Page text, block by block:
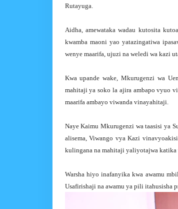
Rutayuga.
Aidha, amewataka wadau kutosita
kwamba maoni yao yatazingatiwa
wenye maarifa, ujuzi na weledi wa kazi
Kwa upande wake, Mkurugenzi wa
mahitaji ya soko la ajira ambapo vyuo
maarifa ambayo viwanda vinayahitaji.
Naye Kaimu Mkurugenzi wa taasisi ya
alisema, Viwango vya Kazi
kulingana na mahitaji yaliyotajwa
Warsha hiyo inafanyika kwa awamu
Usafirishaji na awamu ya pili itahusisha